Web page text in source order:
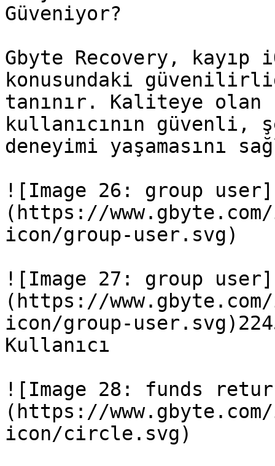
Güveniyor?
Gbyte Recovery,
konusundaki
tanınır. Kaliteye olan
kullanıcının
deneyimi yaşamasını
![Image 26: group user]
(https://www.gbyte.com/
icon/group-user.svg)
![Image 27: group user]
(https://www.gbyte.com/
icon/group-
Kullanıcı
![Image 28: funds
(https://www.gbyte.com/
icon/circle.svg)